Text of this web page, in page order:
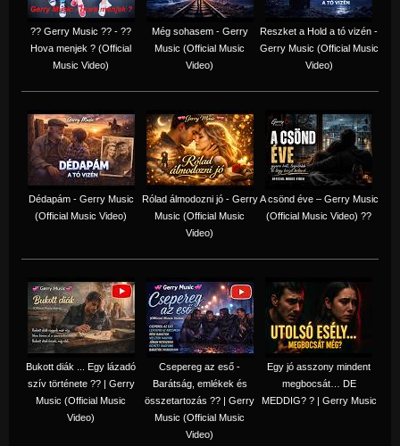
?? Gerry Music ?? - ??
Hova menjek ? (Official
Music Video)
Még sohasem - Gerry
Music (Official Music
Video)
Reszket a Hold a tó vizén -
Gerry Music (Official Music
Video)
Dédapám - Gerry Music
(Official Music Video)
Rólad álmodozni jó - Gerry
Music (Official Music
Video)
A csönd éve – Gerry Music
(Official Music Video) ??
Bukott diák ... Egy lázadó
szív története ?? | Gerry
Music (Official Music
Video)
Csepereg az eső -
Barátság, emlékek és
összetartozás ?️? | Gerry
Music (Official Music
Video)
Egy jó asszony mindent
megbocsát… DE
MEDDIG? ? | Gerry Music